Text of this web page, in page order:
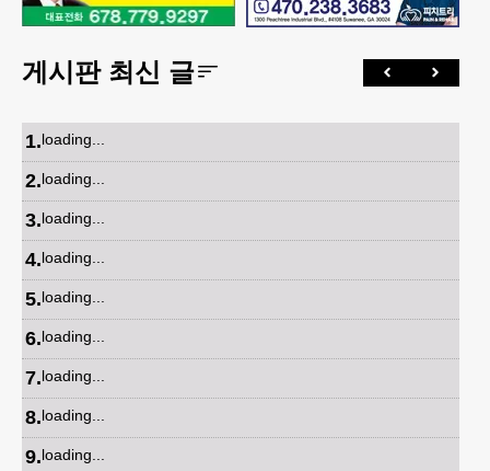
게시판 최신 글
1.loading...
2.loading...
3.loading...
4.loading...
5.loading...
6.loading...
7.loading...
8.loading...
9.loading...